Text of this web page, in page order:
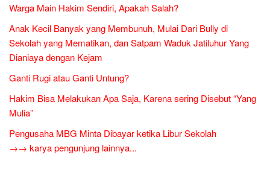
Warga Main Hakim Sendiri, Apakah Salah?
Anak Kecil Banyak yang Membunuh, Mulai Dari Bully di
Sekolah yang Mematikan, dan Satpam Waduk Jatiluhur Yang
Dianiaya dengan Kejam
Ganti Rugi atau Ganti Untung?
Hakim Bisa Melakukan Apa Saja, Karena sering Disebut “Yang
Mulia”
Pengusaha MBG Minta Dibayar ketika Libur Sekolah
→→ karya pengunjung lainnya...